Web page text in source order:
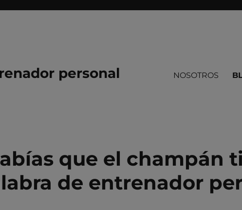
personal NOSOTROS
que el champán
de entrenador